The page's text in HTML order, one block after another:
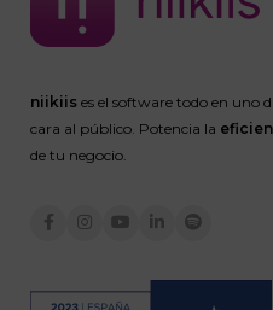
niikiis es el software todo en uno
cara al público. Potencia la
de tu negocio.